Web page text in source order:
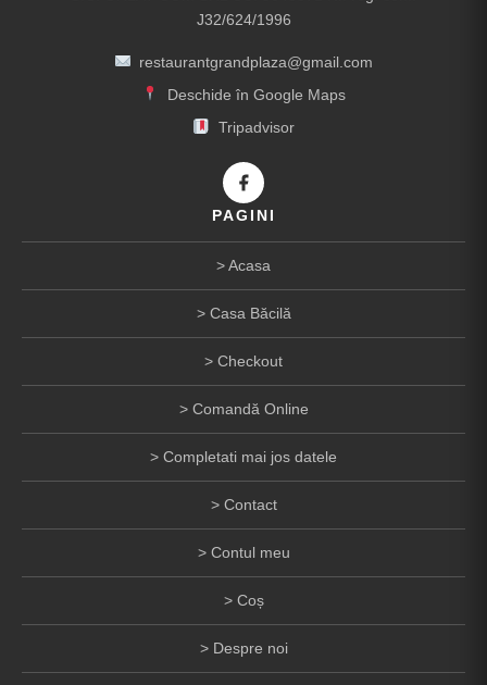
J32/624/1996
restaurantgrandplaza@gmail.com
Deschide în Google Maps
Tripadvisor
PAGINI
Acasa
Casa Băcilă
Checkout
Comandă Online
Completati mai jos datele
Contact
Contul meu
Coș
Despre noi